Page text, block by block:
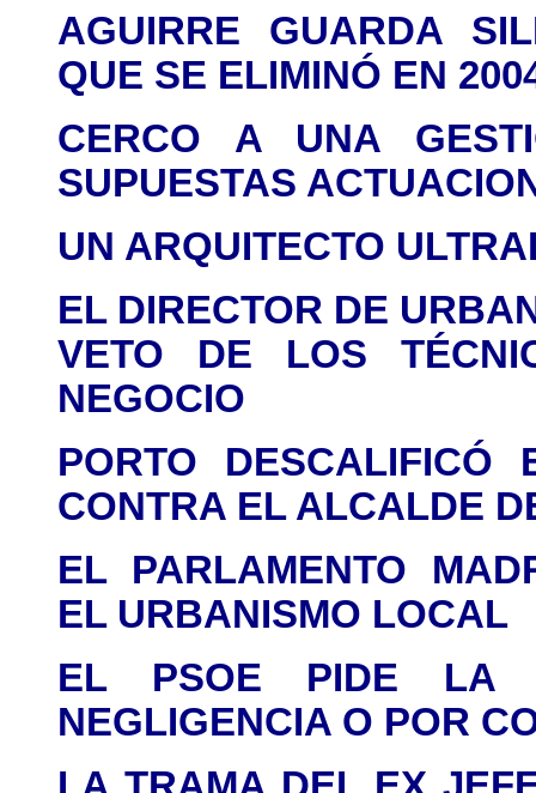
AGUIRRE GUARDA
QUE SE ELIMINÓ EN
CERCO A UNA
SUPUESTAS
UN ARQUITECTO
EL DIRECTOR DE
VETO DE LOS
NEGOCIO
PORTO
CONTRA EL ALCALDE
EL PARLAMENTO
EL URBANISMO LOCAL
EL PSOE PIDE LA
NEGLIGENCIA O POR